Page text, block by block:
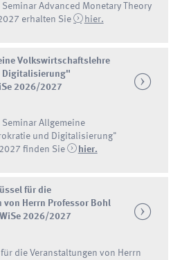
Advanced Monetary Theory
erhalten Sie
hier.
Volkswirtschaftslehre
Digitalisierung"
2026/2027
Allgemeine
und Digitalisierung"
finden Sie
hier.
für die
von Herrn Professor Bohl
2026/2027
die Veranstaltungen von Herrn